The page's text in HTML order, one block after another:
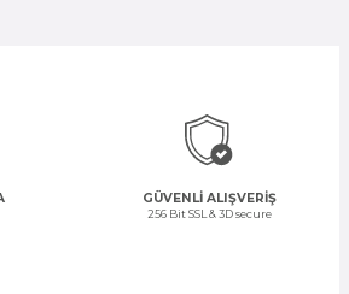
mama sandalyelerinde de
Kulplu beslenme araçlarını,
hem de motor gelişimine
GÜVENLİ ALIŞVERİŞ
256 Bit SSL & 3D secure